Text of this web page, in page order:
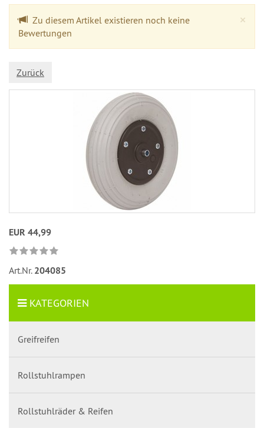
×
Zu diesem Artikel existieren noch keine
Bewertungen
Zurück
EUR 44,99
Art.Nr. 204085
KATEGORIEN
Greifreifen
Rollstuhlrampen
Rollstuhlräder & Reifen